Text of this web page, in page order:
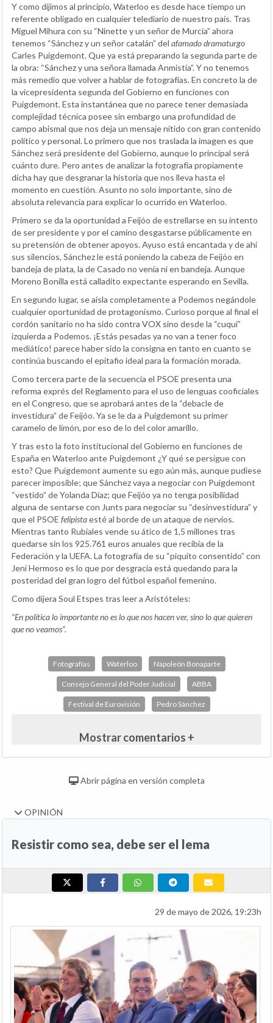
Y como dijimos al principio, Waterloo es desde hace tiempo un
referente obligado en cualquier telediario de nuestro país. Tras
Miguel Mihura con su “Ninette y un señor de Murcia” ahora
tenemos “Sánchez y un señor catalán” del afamado dramaturgo
Carles Puigdemont. Que ya está preparando la segunda parte de
la obra: “Sánchez y una señora llamada Anmistía”. Y no tenemos
más remedio que volver a hablar de fotografías. En concreto la de
la vicepresidenta segunda del Gobierno en funciones con
Puigdemont. Esta instantánea que no parece tener demasiada
complejidad técnica posee sin embargo una profundidad de
campo abismal que nos deja un mensaje nítido con gran contenido
político y personal. Lo primero que nos traslada la imagen es que
Sánchez será presidente del Gobierno, aunque lo principal será
cuánto dure. Pero antes de analizar la fotografía propiamente
dicha hay que desgranar la historia que nos lleva hasta el
momento en cuestión. Asunto no solo importante, sino de
absoluta relevancia para explicar lo ocurrido en Waterloo.
Primero se da la oportunidad a Feijóo de estrellarse en su intento
de ser presidente y por el camino desgastarse públicamente en
su pretensión de obtener apoyos. Ayuso está encantada y de ahí
sus silencios, Sánchez le está poniendo la cabeza de Feijóo en
bandeja de plata, la de Casado no venía ni en bandeja. Aunque
Moreno Bonilla está calladito expectante esperando en Sevilla.
En segundo lugar, se aísla completamente a Podemos negándole
cualquier oportunidad de protagonismo. Curioso porque al final el
cordón sanitario no ha sido contra VOX sino desde la “cuqui”
izquierda a Podemos. ¡Estás pesadas ya no van a tener foco
mediático! parece haber sido la consigna en tanto en cuanto se
continúa buscando el epitafio ideal para la formación morada.
Como tercera parte de la secuencia el PSOE presenta una
reforma exprés del Reglamento para el uso de lenguas cooficiales
en el Congreso, que se aprobará antes de la “debacle de
investidura” de Feijóo. Ya se le da a Puigdemont su primer
caramelo de limón, por eso de lo del color amarillo.
Y tras esto la foto institucional del Gobierno en funciones de
España en Waterloo ante Puigdemont ¿Y qué se persigue con
esto? Que Puigdemont aumente su ego aún más, aunque pudiese
parecer imposible; que Sánchez vaya a negociar con Puigdemont
“vestido” de Yolanda Díaz; que Feijóo ya no tenga posibilidad
alguna de sentarse con Junts para negociar su “desinvestidura” y
que el PSOE felipistaesté al borde de un ataque de nervios.
Mientras tanto Rubiales vende su ático de 1,5 millones tras
quedarse sin los 925.761 euros anuales que recibía de la
Federación y la UEFA. La fotografía de su “piquito consentido” con
Jeni Hermoso es lo que por desgracia está quedando para la
posteridad del gran logro del fútbol español femenino.
Como dijera Soul Etspes tras leer a Aristóteles:
“En política lo importante no es lo que nos hacen ver, sino lo que quieren
que no veamos”.
Fotografías Waterloo Napoleón Bonaparte
Consejo General del Poder Judicial ABBA
Festival de Eurovisión Pedro Sánchez
Mostrar comentarios +
Abrir página en versión completa
OPINIÓN
Resistir como sea, debe ser el lema
29 de mayo de 2026, 19:23h